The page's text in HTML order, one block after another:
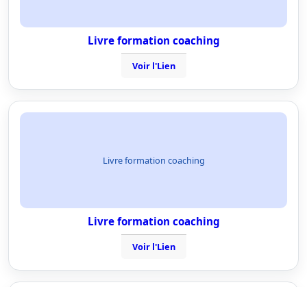
Livre formation coaching
Voir l'Lien
Livre formation coaching
Livre formation coaching
Voir l'Lien